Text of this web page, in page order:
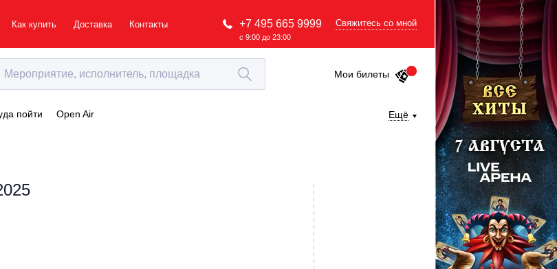
Как купить Доставка Контакты +7 495 665 9999
с 9:00 до 23:00
Свяжитесь со мной
Мои билеты
пойти Open Air Ещё